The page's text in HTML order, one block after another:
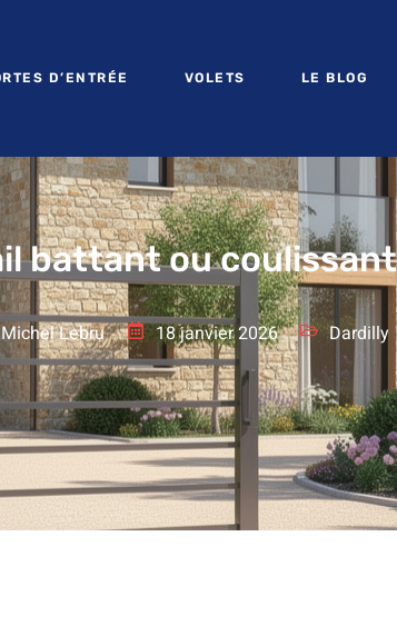
D’ENTRÉE VOLETS LE BLOG
battant ou
Michel Lebru 18 janvier 2026 Dardilly